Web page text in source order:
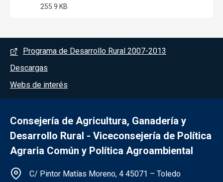
255.9 KB
Menú del pie
Programa de Desarrollo Rural 2007-2013
Descargas
Webs de interés
Consejería de Agricultura, Ganadería y
Desarrollo Rural - Viceconsejería de Política
Agraria Común y Política Agroambiental
Información de la institución
C/ Pintor Matías Moreno, 4 45071 – Toledo